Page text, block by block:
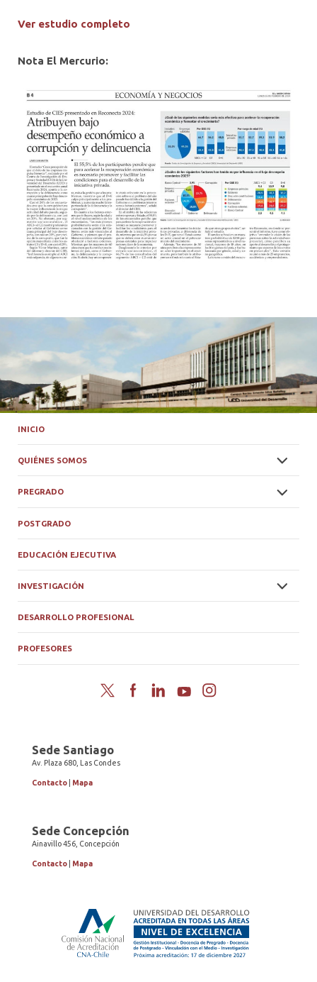
Ver estudio completo
Nota El Mercurio:
INICIO
QUIÉNES SOMOS
PREGRADO
POSTGRADO
EDUCACIÓN EJECUTIVA
INVESTIGACIÓN
DESARROLLO PROFESIONAL
PROFESORES
Twitter FacebookLinkedInYouTubeInstagram
Sede Santiago
Av. Plaza 680, Las Condes
Contacto Mapa
Sede Concepción
Ainavillo 456, Concepción
Contacto Mapa